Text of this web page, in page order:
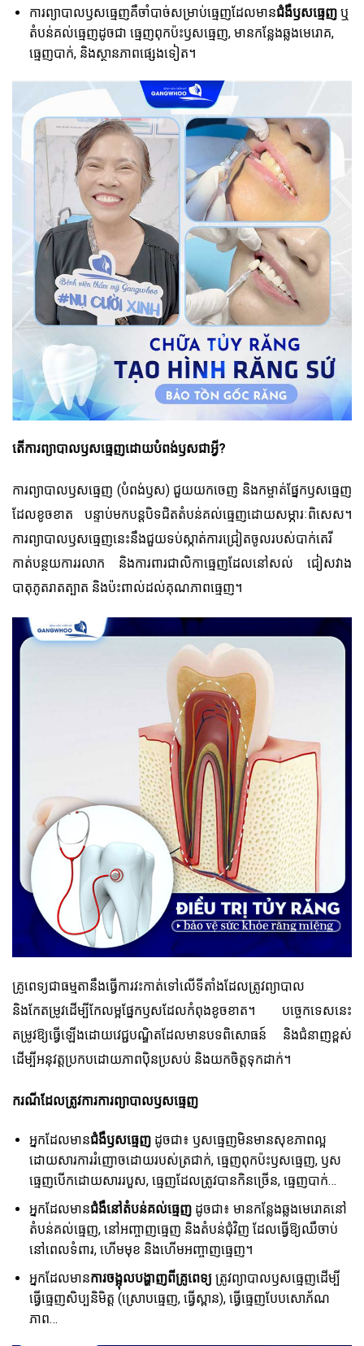
ការព្យាបាលឫសធ្មេញគឺចាំបាច់សម្រាប់ធ្មេញដែលមានជំងឺឫសធ្មេញឬ
តំបន់គល់ធ្មេញដូចជា ធ្មេញពុកប៉ះឫសធ្មេញ, មានកន្លែងឆ្លងមេរោគ,
ធ្មេញបាក់, និងស្ថានភាពផ្សេងទៀត។
តើការ​ព្យាបាល​ឫស​ធ្មេញ​ដោយ​បំពង់​ឫស​ជា​អ្វី?
ការ​ព្យាបាល​ឫស​ធ្មេញ​ (បំពង់​ឫស​) ជួយ​យក​ចេញ​ និង​កម្ចាត់​ផ្នែក​ឫស​ធ្មេញ​
ដែល​ខូចខាត​ បន្ទាប់​មក​បន្ត​បិទ​ជិត​តំបន់​គល់​ធ្មេញ​ដោយ​សម្ភារៈ​ពិសេស​។
ការ​ព្យាបាល​ឫស​ធ្មេញ​នេះ​នឹង​ជួយ​ទប់ស្កាត់​ការ​ជ្រៀត​ចូល​របស់​បាក់តេរី​
កាត់​បន្ថយ​ការ​រលាក​ និង​ការពារ​ជាលិកា​ធ្មេញ​ដែល​នៅ​សល់​ ជៀសវាង​
បាតុភូត​រាតត្បាត​ និង​ប៉ះពាល់​ដល់​គុណភាព​ធ្មេញ​។
គ្រូពេទ្យជាធម្មតានឹងធ្វើការវះកាត់ទៅលើទីតាំងដែលត្រូវព្យាបាល
និងកែតម្រូវដើម្បីកែលម្អផ្នែកឫសដែលកំពុងខូចខាត។ បច្ចេកទេសនេះ
តម្រូវឱ្យធ្វើឡើងដោយវេជ្ជបណ្ឌិតដែលមានបទពិសោធន៍ និងជំនាញខ្ពស់
ដើម្បីអនុវត្តប្រកបដោយភាពប៉ិនប្រសប់ និងយកចិត្តទុកដាក់។
ករណីដែលត្រូវការការព្យាបាលឫសធ្មេញ
អ្នកដែលមានជំងឺឫសធ្មេញដូចជា៖ ឫសធ្មេញមិនមានសុខភាពល្អ
ដោយសារការរំញោចដោយរបស់ត្រជាក់, ធ្មេញពុកប៉ះឫសធ្មេញ, ឫស
ធ្មេញបើកដោយសាររបួស, ធ្មេញដែលត្រូវបានកិនច្រើន, ធ្មេញបាក់…
អ្នកដែលមានជំងឺនៅតំបន់គល់ធ្មេញដូចជា៖ មានកន្លែងឆ្លងមេរោគនៅ
តំបន់គល់ធ្មេញ, នៅអញ្ចាញធ្មេញ និងតំបន់ជុំវិញ ដែលធ្វើឱ្យឈឺចាប់
នៅពេលទំពារ, ហើមមុខ និងហើមអញ្ចាញធ្មេញ។
អ្នកដែលមានការចង្អុលបង្ហាញពីគ្រូពេទ្យត្រូវព្យាបាលឫសធ្មេញដើម្បី
ធ្វើធ្មេញសិប្បនិមិត្ត (ស្រោបធ្មេញ, ធ្វើស្ពាន), ធ្វើធ្មេញបែបសោភ័ណ
ភាព…